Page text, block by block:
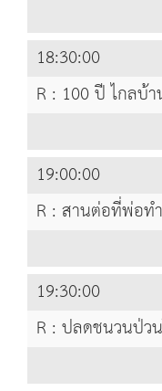
18:30:00
R : 100 ปี ไกลบ้
19:00:00
R : สานต่อที่พ่อทำ
19:30:00
R : ปลดชนวนป่ว